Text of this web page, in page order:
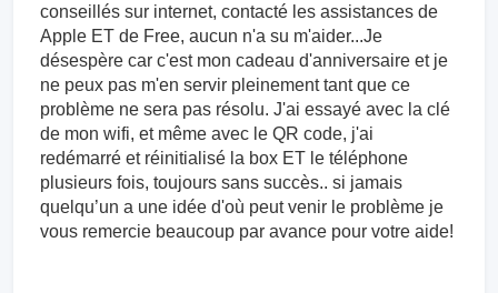
conseillés sur internet, contacté les assistances de
Apple ET de Free, aucun n'a su m'aider...Je
désespère car c'est mon cadeau d'anniversaire et je
ne peux pas m'en servir pleinement tant que ce
problème ne sera pas résolu. J'ai essayé avec la clé
de mon wifi, et même avec le QR code, j'ai
redémarré et réinitialisé la box ET le téléphone
plusieurs fois, toujours sans succès.. si jamais
quelqu’un a une idée d'où peut venir le problème je
vous remercie beaucoup par avance pour votre aide!